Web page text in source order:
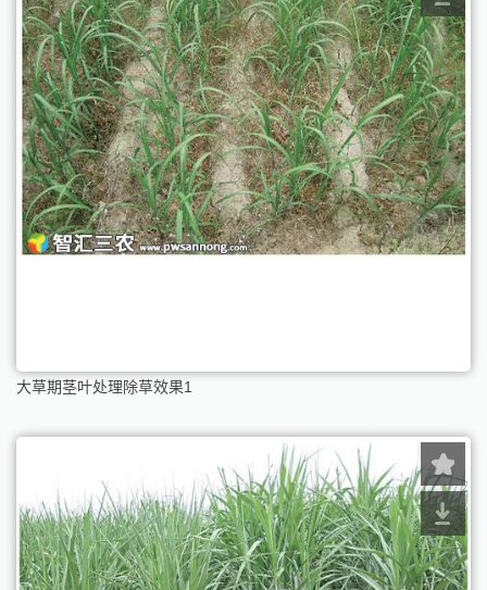
大草期茎叶处理除草效果1